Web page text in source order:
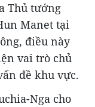
Thủ tướng
Manet tại
điều này
vai trò chủ
đề khu vực.
Nga cho